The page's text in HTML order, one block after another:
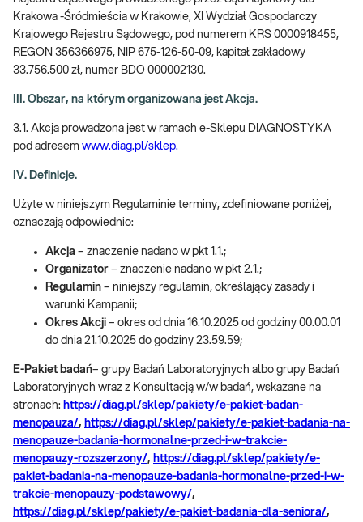
Krakowa -Śródmieścia w Krakowie, XI Wydział Gospodarczy
Krajowego Rejestru Sądowego, pod numerem KRS 0000918455,
REGON 356366975, NIP 675-126-50-09, kapitał zakładowy
33.756.500 zł, numer BDO 000002130.
III. Obszar, na którym organizowana jest Akcja.
3.1. Akcja prowadzona jest w ramach e-Sklepu DIAGNOSTYKA
pod adresem www.diag.pl/sklep.
IV. Definicje.
Użyte w niniejszym Regulaminie terminy, zdefiniowane poniżej,
oznaczają odpowiednio:
Akcja – znaczenie nadano w pkt 1.1.;
Organizator – znaczenie nadano w pkt 2.1.;
Regulamin – niniejszy regulamin, określający zasady i
warunki Kampanii;
Okres Akcji – okres od dnia 16.10.2025 od godziny 00.00.01
do dnia 21.10.2025 do godziny 23.59.59;
E-Pakiet badań– grupy Badań Laboratoryjnych albo grupy Badań
Laboratoryjnych wraz z Konsultacją w/w badań, wskazane na
stronach: https://diag.pl/sklep/pakiety/e-pakiet-badan-
menopauza/, https://diag.pl/sklep/pakiety/e-pakiet-badania-na-
menopauze-badania-hormonalne-przed-i-w-trakcie-
menopauzy-rozszerzony/, https://diag.pl/sklep/pakiety/e-
pakiet-badania-na-menopauze-badania-hormonalne-przed-i-w-
trakcie-menopauzy-podstawowy/,
https://diag.pl/sklep/pakiety/e-pakiet-badania-dla-seniora/,